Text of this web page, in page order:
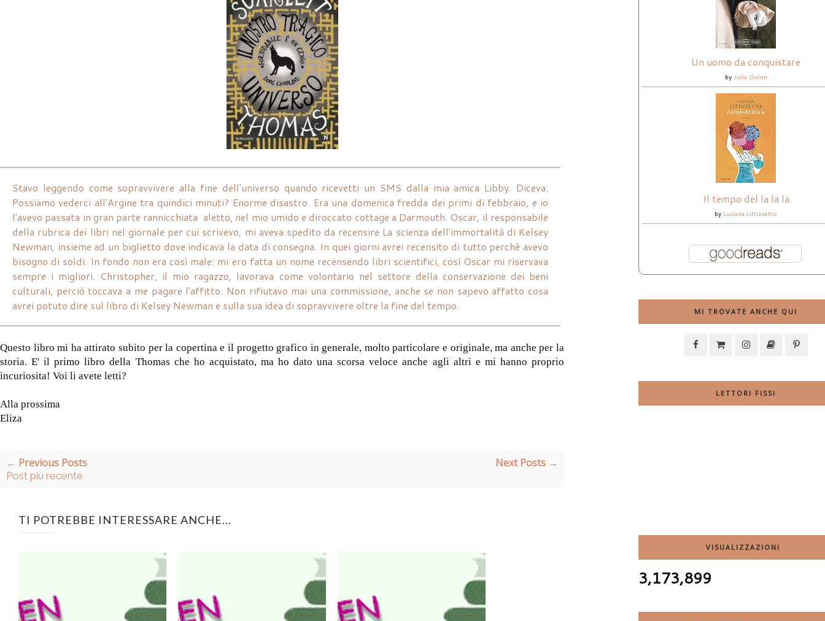
Stavo leggendo come sopravvivere alla fine dell'universo quando ricevetti un SMS dalla mia amica Libby. Diceva:
Possiamo vederci all'Argine tra quindici minuti? Enorme disastro. Era una domenica fredda dei primi di febbraio, e io
l'avevo passata in gran parte rannicchiata aletto, nel mio umido e diroccato cottage a Darmouth. Oscar, il responsabile
della rubrica dei libri nel giornale per cui scrivevo, mi aveva spedito da recensire La scienza dell'immortalità di Kelsey
Newman, insieme ad un biglietto dove indicava la data di consegna. In quei giorni avrei recensito di tutto perchè avevo
bisogno di soldi. In fondo non era così male: mi ero fatta un nome recensendo libri scientifici, così Oscar mi riservava
sempre i migliori. Christopher, il mio ragazzo, lavorava come volontario nel settore della conservazione dei beni
culturali, perciò toccava a me pagare l'affitto. Non rifiutavo mai una commissione, anche se non sapevo affatto cosa
avrei potuto dire sul libro di Kelsey Newman e sulla sua idea di sopravvivere oltre la fine del tempo.
Questo libro mi ha attirato subito per la copertina e il progetto grafico in generale, molto particolare e originale, ma anche per la
storia. E' il primo libro della Thomas che ho acquistato, ma ho dato una scorsa veloce anche agli altri e mi hanno proprio
incuriosita! Voi li avete letti?
Alla prossima
Eliza
← Previous Posts
Post più recente
Next Posts →
TI POTREBBE INTERESSARE ANCHE...
Un uomo da conquistare
by Julia Quinn
Il tempo del la la la
by Luciana Littizzetto
MI TROVATE ANCHE QUI
LETTORI FISSI
VISUALIZZAZIONI
3,173,899